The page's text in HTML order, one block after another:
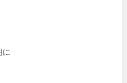
に